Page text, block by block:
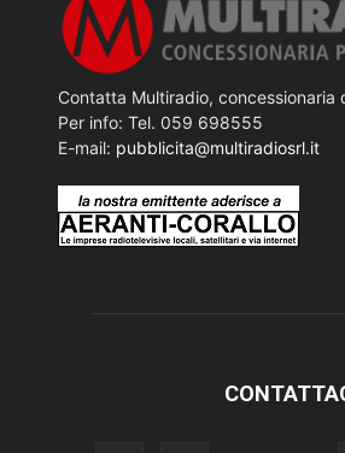
Contatta Multiradio, concessionaria
Per info: Tel. 059 698555
E-mail: pubblicita@multiradiosrl.it